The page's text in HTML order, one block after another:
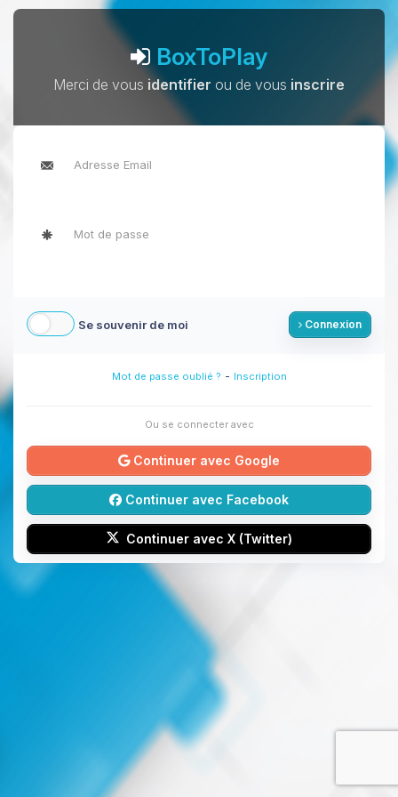
BoxToPlay
Merci de vous identifier ou de vous inscrire
Se souvenir de moi Connexion
Mot de passe oublié ? - Inscription
Ou se connecter avec
Continuer avec Google
Continuer avec Facebook
Continuer avec X (Twitter)